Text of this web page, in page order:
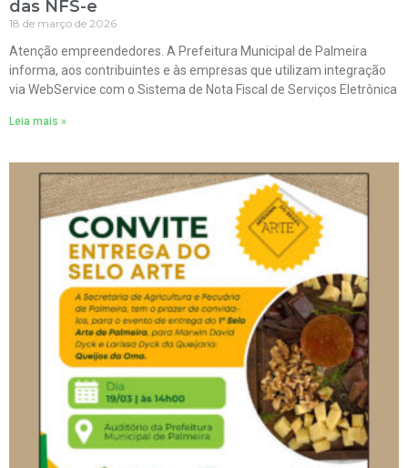
das NFS-e
18 de março de 2026
Atenção empreendedores. A Prefeitura Municipal de Palmeira
informa, aos contribuintes e às empresas que utilizam integração
via WebService com o Sistema de Nota Fiscal de Serviços Eletrônica
Leia mais »